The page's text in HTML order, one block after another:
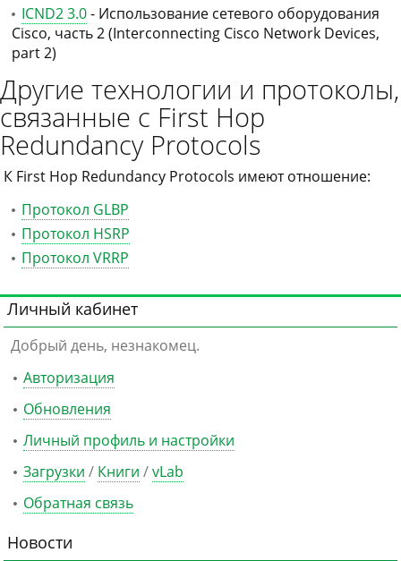
ICND2 3.0- Использование сетевого оборудования
Cisco, часть 2 (Interconnecting Cisco Network Devices,
part 2)
Другие технологии и протоколы,
связанные с First Hop
Redundancy Protocols
К First Hop Redundancy Protocols имеют отношение:
Протокол GLBP
Протокол HSRP
Протокол VRRP
Личный кабинет
Добрый день, незнакомец.
Авторизация
Обновления
Личный профиль и настройки
Загрузки / Книги /vLab
Обратная связь
Новости